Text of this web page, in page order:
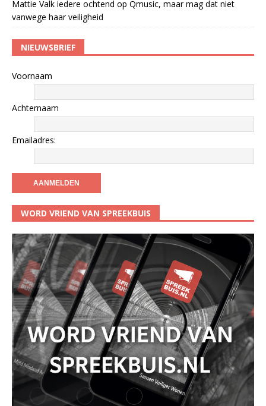
Mattie Valk iedere ochtend op Qmusic, maar mag dat niet
vanwege haar veiligheid
NIEUWSBRIEF
Voornaam
Achternaam
Emailadres:
WORD VRIEND VAN SPREEKBUIS